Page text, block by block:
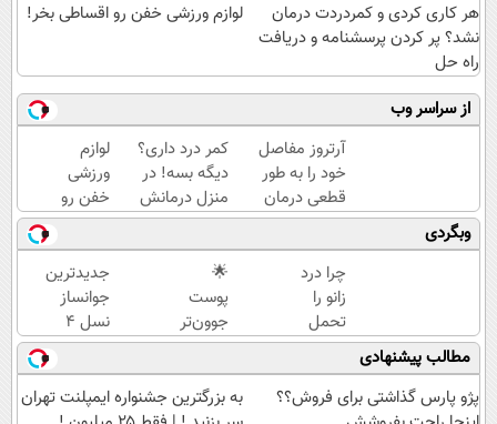
هر کاری کردی و کمردردت درمان
نشد؟ پر کردن پرسشنامه و دریافت
راه حل
لوازم ورزشی خفن رو اقساطی بخر!
از سراسر وب
آرتروز مفاصل
خود را به طور
قطعی درمان
کنید!
◗پرسش‌نامه◖
کمر درد داری؟
دیگه بسه! در
منزل درمانش
کن
(◀پرسش‌نامه)
لوازم
ورزشی
خفن رو
اقساطی
بخر!
وبگردی
چرا درد
زانو را
تحمل
می‌کنی؟
خیلی
ساده
🌟
پوست
جوون‌تر
با
هزینه‌ای
که
جدیدترین
جوانساز
نسل 4
دنیا برای
لیفت و
کلاژن
مطالب پیشنهادی
پژو پارس گذاشتی برای فروش؟؟
به بزرگترین جشنواره ایمپلنت تهران